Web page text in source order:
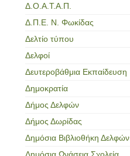
Δ.Ο.Α.Τ.Α.Π.
Δ.Π.Ε. Ν. Φωκίδας
Δελτίο τύπου
Δελφοί
Δευτεροβάθμια Εκπαίδευση
Δημοκρατία
Δήμος Δελφών
Δήμος Δωρίδας
Δημόσια Βιβλιοθήκη Δελφών